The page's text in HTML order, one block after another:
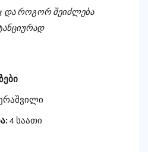
და როგორ შეიძლება
4 საათი